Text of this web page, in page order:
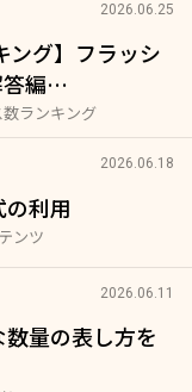
2026.06.25
ング】フラッシ
答編…
ランキング
2026.06.18
の利用
ンツ
2026.06.11
数量の表し方を